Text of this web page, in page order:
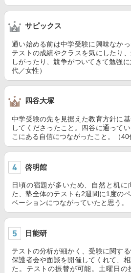
サピックス
通い始める前は中学受験に興味なか
テストの成績やクラスを気にしたり
しがったり、競争がついてきて勉強
代／女性）
四谷大塚
中学受験の先を見据えた教育方針に
してくださったこと。四谷に通って
こにある自信につながったこと。（40
啓明館
日頃の宿題が多いため、自然と机に
た、塾全体のテストも2週間に1度の
ベーションにつながっていたと思う。
日能研
テストの分析が細かく、受験に関す
保護者会や面談を開催してくれて、
た。テストの振替が可能。土曜日の